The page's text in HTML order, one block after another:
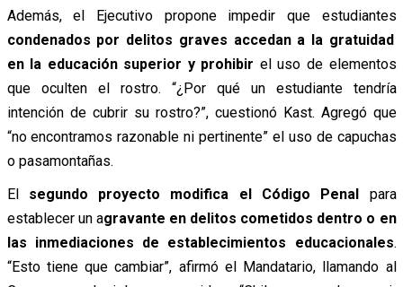
Además, el Ejecutivo propone impedir que estudiantes
condenados por delitos graves accedan a la gratuidad
en la educación superior y prohibir el uso de elementos
que oculten el rostro. “¿Por qué un estudiante tendría
intención de cubrir su rostro?”, cuestionó Kast. Agregó que
“no encontramos razonable ni pertinente” el uso de capuchas
o pasamontañas.
El segundo proyecto modifica el Código Penal para
establecer un agravante en delitos cometidos dentro o en
las inmediaciones de establecimientos educacionales.
“Esto tiene que cambiar”, afirmó el Mandatario, llamando al